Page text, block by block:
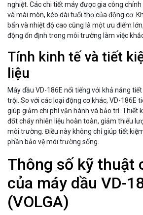
nghiệt. Các chi tiết máy được gia công
và mài mòn, kéo dài tuổi thọ của động cơ.
bẩn và nhiệt độ cao cũng là một ưu điểm
động ổn định trong môi trường làm việc
Tính kinh tế và tiết
liệu
Máy dầu VD-186E nổi tiếng với khả năng
trội. So với các loại động cơ khác, VD-186E
giúp giảm chi phí vận hành và bảo trì. Thiết
đốt cháy nhiên liệu hoàn toàn, giảm thiểu
môi trường. Điều này không chỉ giúp tiết
phần bảo vệ môi trường sống.
Thông số kỹ thuật
của máy dầu VD-
(VOLGA)